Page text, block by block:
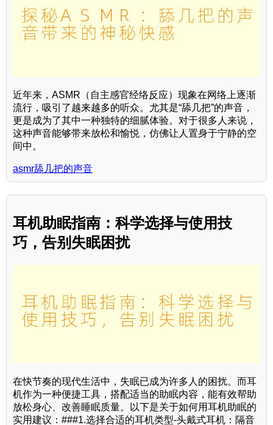
近年来，ASMR（自主感官经络反应）现象在网络上逐渐
流行，吸引了越来越多的听众。尤其是“舔几把”的声音，
更是成为了其中一种独特的细腻体验。对于很多人来说，
这种声音能够带来放松和愉悦，仿佛让人置身于宁静的空
间中。
asmr舔几把的声音
耳机助眠指南：科学选择与使用技
巧，告别失眠困扰
在快节奏的现代生活中，失眠已成为许多人的困扰。而耳
机作为一种便捷工具，搭配适当的助眠内容，能有效帮助
放松身心、改善睡眠质量。以下是关于如何用耳机助眠的
实用建议：###1.选择合适的耳机类型-头戴式耳机：隔音